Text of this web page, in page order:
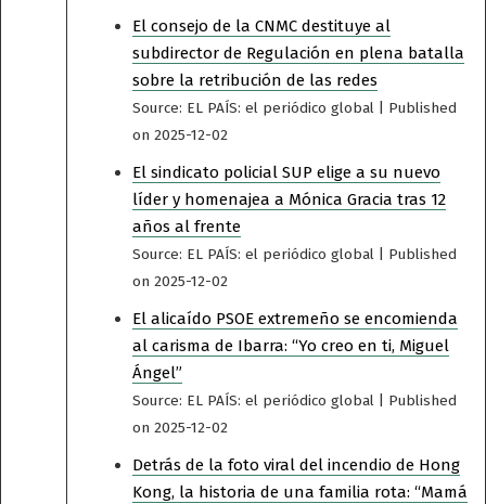
El consejo de la CNMC destituye al
subdirector de Regulación en plena batalla
sobre la retribución de las redes
Source: EL PAÍS: el periódico global
Published
on 2025-12-02
El sindicato policial SUP elige a su nuevo
líder y homenajea a Mónica Gracia tras 12
años al frente
Source: EL PAÍS: el periódico global
Published
on 2025-12-02
El alicaído PSOE extremeño se encomienda
al carisma de Ibarra: “Yo creo en ti, Miguel
Ángel”
Source: EL PAÍS: el periódico global
Published
on 2025-12-02
Detrás de la foto viral del incendio de Hong
Kong, la historia de una familia rota: “Mamá